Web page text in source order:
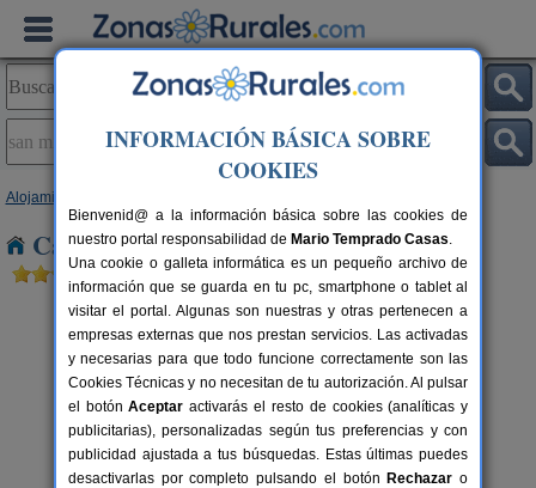
Alojamientos
Casas Rurales en San Miguel del Río
14+3 pers.
desde20 €
Casa Rural La Rectoral
Beloncio (Asturias)
INFORMACIÓN BÁSICA SOBRE
COOKIES
Bienvenid@ a la información básica sobre las cookies de
nuestro portal responsabilidad de Mario Temprado Casas.
Una cookie o galleta informática es un pequeño archivo de
información que se guarda en tu pc, smartphone o tablet al
visitar el portal. Algunas son nuestras y otras pertenecen a
empresas externas que nos prestan servicios. Las activadas
y necesarias para que todo funcione correctamente son las
Cookies Técnicas y no necesitan de tu autorización. Al pulsar
el botónAceptar activarás el resto de cookies (analíticas y
publicitarias), personalizadas según tus preferencias y con
publicidad ajustada a tus búsquedas. Estas últimas puedes
desactivarlas por completo pulsando el botón Rechazar o